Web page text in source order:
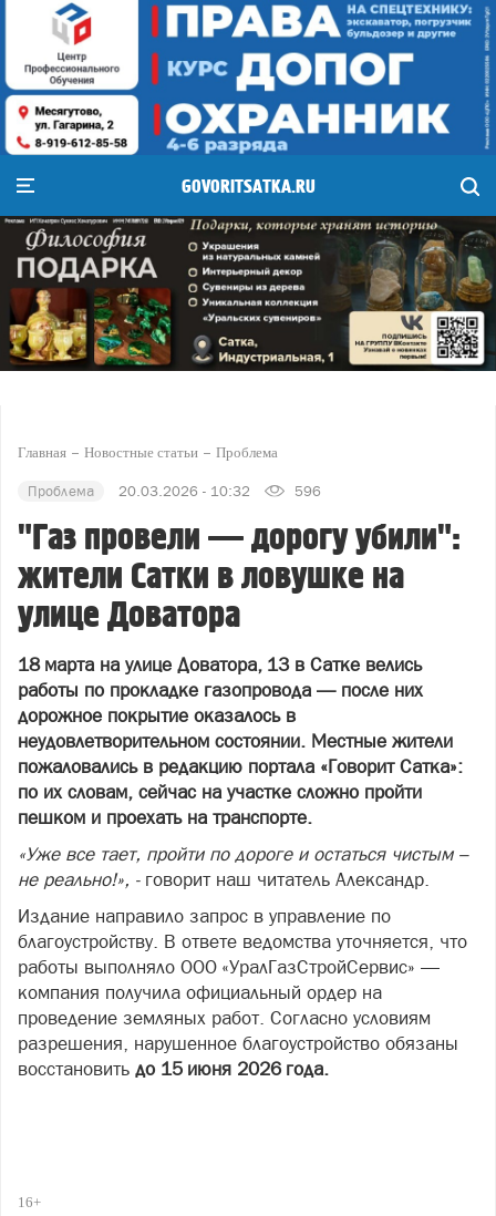
GOVORITSATKA.RU
Главная Новостные статьи Проблема
Проблема 20.03.2026 - 10:32 596
"Газ провели — дорогу убили":
жители Сатки в ловушке на
улице Доватора
18 марта на улице Доватора, 13 в Сатке велись
работы по прокладке газопровода — после них
дорожное покрытие оказалось в
неудовлетворительном состоянии. Местные жители
пожаловались в редакцию портала «Говорит Сатка»:
по их словам, сейчас на участке сложно пройти
пешком и проехать на транспорте.
«Уже все тает, пройти по дороге и остаться чистым –
не реально!», -говорит наш читатель Александр.
Издание направило запрос в управление по
благоустройству. В ответе ведомства уточняется, что
работы выполняло ООО «УралГазСтройСервис» —
компания получила официальный ордер на
проведение земляных работ. Согласно условиям
разрешения, нарушенное благоустройство обязаны
восстановить до 15 июня 2026 года.
16+